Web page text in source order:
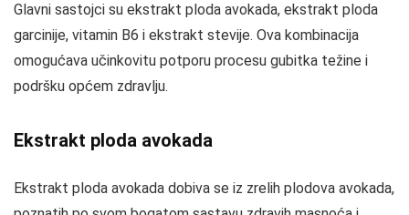
Glavni sastojci su ekstrakt ploda avokada, ekstrakt ploda
garcinije, vitamin B6 i ekstrakt stevije. Ova kombinacija
omogućava učinkovitu potporu procesu gubitka težine i
podršku općem zdravlju.
Ekstrakt ploda avokada
Ekstrakt ploda avokada dobiva se iz zrelih plodova avokada,